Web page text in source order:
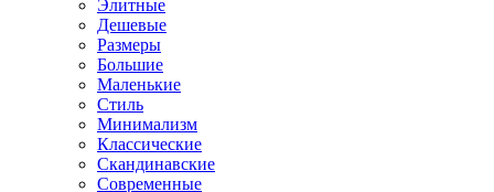
Элитные
Дешевые
Размеры
Большие
Маленькие
Стиль
Минимализм
Классические
Скандинавские
Современные